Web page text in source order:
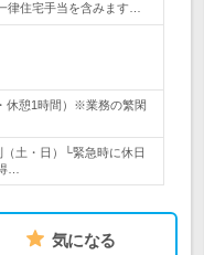
律住宅手当を含みます…
休憩1時間）※業務の繁閑
土・日）└緊急時に休日
…
気になる